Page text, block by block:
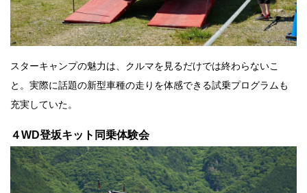
スターキャンプの魅力は、クルマを見るだけでは終わらないこ
と。実際に話題の新型車種の走りを体感できる試乗プログラムも
充実していた。
４WD登坂キット同乗体験会